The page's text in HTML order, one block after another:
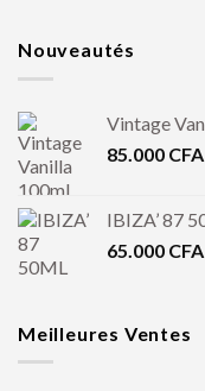
Nouveautés
Vintage
85.000 CFA
IBIZA’ 87
65.000 CFA
Meilleures Ventes